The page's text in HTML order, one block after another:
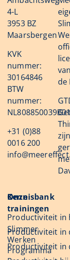
4-L
3953 BZ
Maarsbergen
KVK
nummer:
30164846
BTW
nummer:
+31 (0)88
0016 200
de
zijn
Onze
trainingen
Slimmer
Werken
Programma
Kennisbank
Productiviteit in
Productiviteit in
Productiviteit in